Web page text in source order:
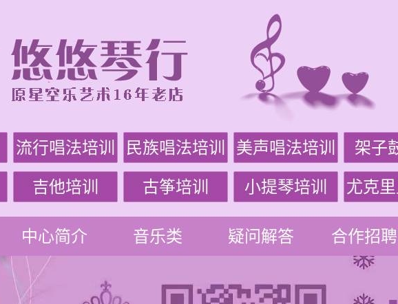
流行唱法培训 民族唱法培训 美声唱法培训 架子
吉他培训 古筝培训 小提琴培训 尤克
中心简介 音乐类 疑问解答 合作招聘